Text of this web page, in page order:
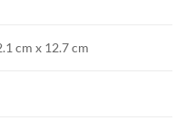
cm x 12.7 cm